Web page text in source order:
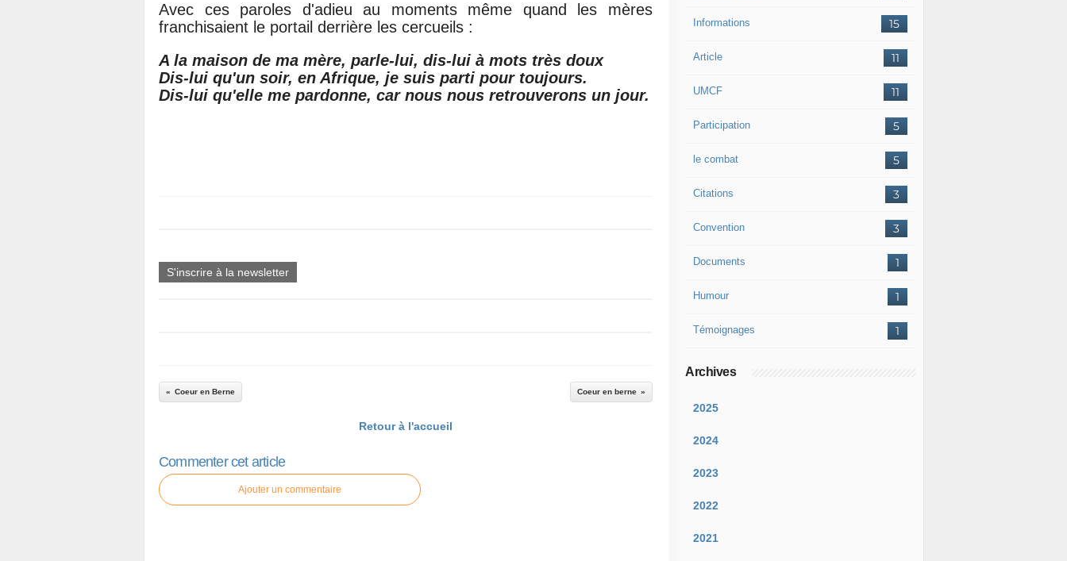
Avec ces paroles d'adieu au moments même quand les mères
franchisaient le portail derrière les cercueils :
A la maison de ma mère, parle-lui, dis-lui à mots très doux
Dis-lui qu'un soir, en Afrique, je suis parti pour toujours.
Dis-lui qu'elle me pardonne, car nous nous retrouverons un jour.
S'inscrire à la newsletter
Coeur en Berne Coeur en berne
Retour à l'accueil
Commenter cet article
Ajouter un commentaire
15
Informations
11
Article
11
UMCF
5
Participation
5
le combat
3
Citations
3
Convention
1
Documents
1
Humour
1
Témoignages
Archives
2025
2024
2023
2022
2021